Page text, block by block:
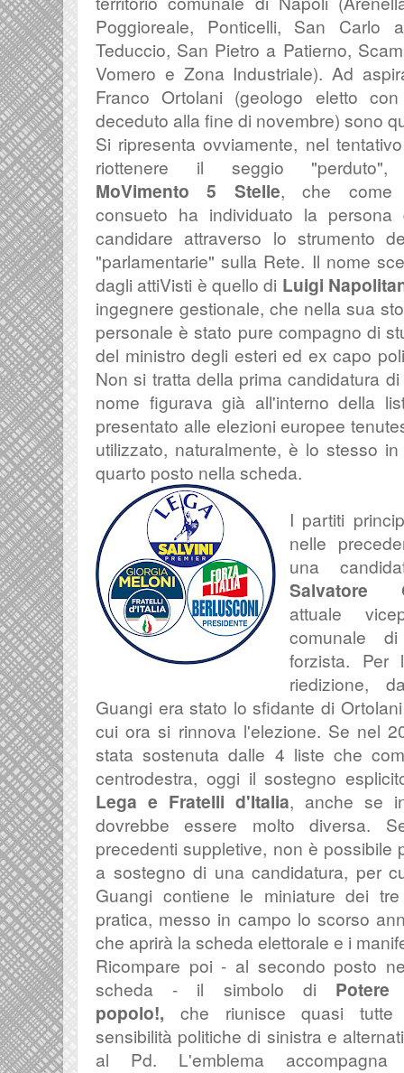
Poggioreale, Ponticelli, San Carlo
Teduccio, San Pietro a Patierno,
Vomero e Zona Industriale). Ad
Franco Ortolani (geologo eletto
deceduto alla fine di novembre) sono
Si ripresenta ovviamente, nel
riottenere il seggio
MoVimento 5 Stelle, che come
consueto ha individuato la persona
candidare attraverso lo strumento
"parlamentarie" sulla Rete. Il nome
dagli attiVisti è quello di Luigi
ingegnere gestionale, che nella sua
personale è stato pure compagno di
del ministro degli esteri ed ex capo
Non si tratta della prima candidatura
nome figurava già all'interno della
presentato alle elezioni europee
utilizzato, naturalmente, è lo stesso
quarto posto nella scheda.
I partiti
nelle
una
Salvatore
attuale
comunale
forzista.
riedizione,
Guangi era stato lo sfidante di
cui ora si rinnova l'elezione. Se nel
stata sostenuta dalle 4 liste che
centrodestra, oggi il sostegno
Lega e Fratelli d'Italia, anche se
dovrebbe essere molto diversa.
precedenti suppletive, non è possibile
a sostegno di una candidatura, per
Guangi contiene le miniature dei
pratica, messo in campo lo scorso
che aprirà la scheda elettorale e i
Ricompare poi - al secondo posto
scheda - il simbolo di
popolo!, che riunisce quasi
sensibilità politiche di sinistra e
al Pd. L'emblema